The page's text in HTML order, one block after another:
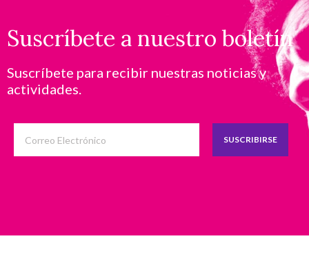
Suscríbete a nuestro boletín
Suscríbete para recibir nuestras noticias y
actividades.
SUSCRIBIRSE